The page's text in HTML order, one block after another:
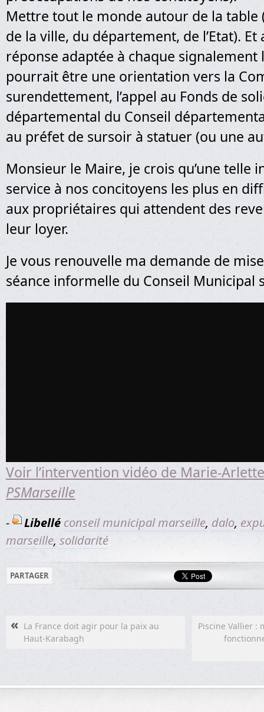
Mettre tout le monde autour de la table
de la ville, du département, de l’Etat).
réponse adaptée à chaque signalement
pourrait être une orientation vers la
surendettement, l’appel au Fonds de
départemental du Conseil
au préfet de sursoir à statuer (ou une
Monsieur le Maire, je crois qu’une telle
service à nos concitoyens les plus en
aux propriétaires qui attendent des
leur loyer.
Je vous renouvelle ma demande de
séance informelle du Conseil Municipal
Voir l’intervention vidéo de Marie-
PSMarseille
- Libellé conseil municipal marseille, dalo,
marseille, solidarité
PARTAGER
« La France doit agir pour la paix au
Haut-Karabagh
Piscine Vallier :